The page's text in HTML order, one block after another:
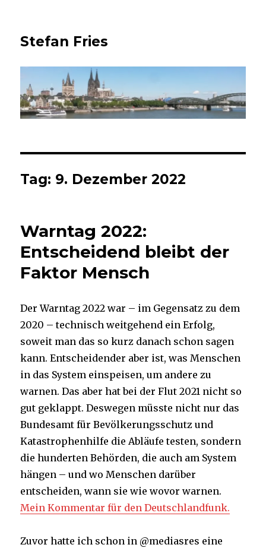
Stefan Fries
Tag: 9. Dezember 2022
Warntag 2022:
Entscheidend bleibt der
Faktor Mensch
Der Warntag 2022 war – im Gegensatz zu dem
2020 – technisch weitgehend ein Erfolg,
soweit man das so kurz danach schon sagen
kann. Entscheidender aber ist, was Menschen
in das System einspeisen, um andere zu
warnen. Das aber hat bei der Flut 2021 nicht so
gut geklappt. Deswegen müsste nicht nur das
Bundesamt für Bevölkerungsschutz und
Katastrophenhilfe die Abläufe testen, sondern
die hunderten Behörden, die auch am System
hängen – und wo Menschen darüber
entscheiden, wann sie wie wovor warnen.
Mein Kommentar für den Deutschlandfunk.
Zuvor hatte ich schon in @mediasres eine